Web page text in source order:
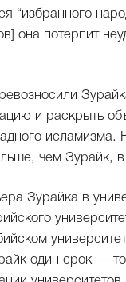
“избранного
она потерпит
и раскрыть
исламизма.
чем Зурайк,
Зурайка в
один срок —